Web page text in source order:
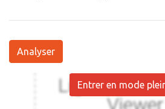
Analyser
Entrer en mode